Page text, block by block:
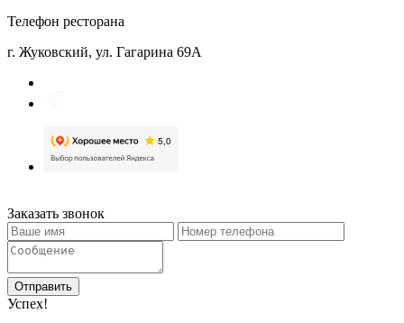
Телефон ресторана
г. Жуковский, ул. Гагарина 69А
Заказать звонок
Отправить
Успех!